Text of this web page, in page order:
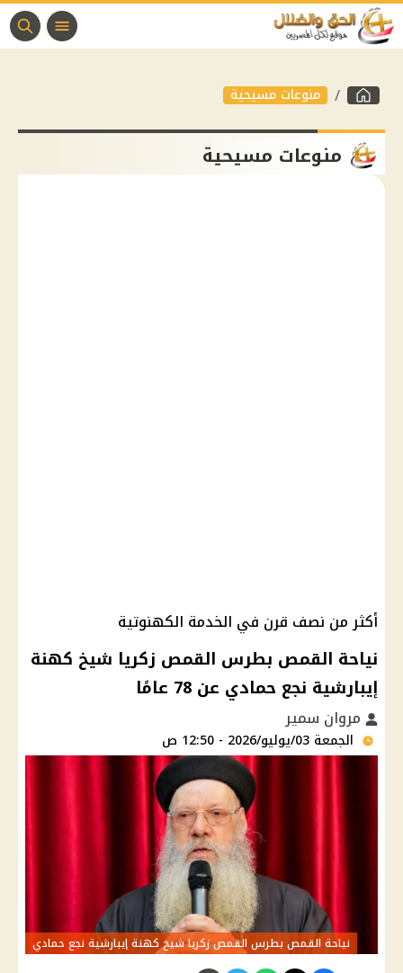
منوعات مسيحية
منوعات مسيحية
أكثر من نصف قرن في الخدمة الكهنوتية
نياحة القمص بطرس القمص زكريا شيخ كهنة
إيبارشية نجع حمادي عن 78 عامًا
مروان سمير
الجمعة 03/يوليو/2026 - 12:50 ص
نياحة القمص بطرس القمص زكريا شيخ كهنة إيبارشية نجع حمادي